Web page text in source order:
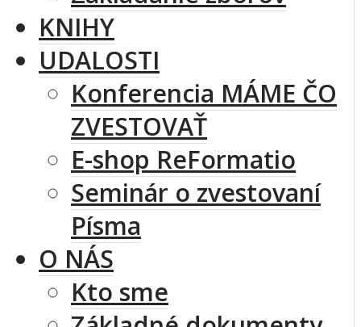
KNIHY
UDALOSTI
Konferencia MÁME ČO
ZVESTOVAŤ
E-shop ReFormatio
Seminár o zvestovaní
Písma
O NÁS
Kto sme